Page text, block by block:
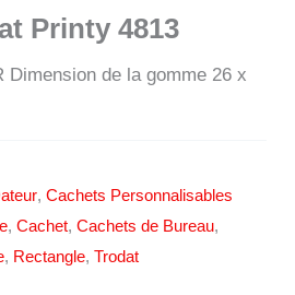
Printy 4813
Dimension de la gomme 26 x
,Cachets Personnalisables
,Cachet,Cachets de Bureau,
, Rectangle,Trodat